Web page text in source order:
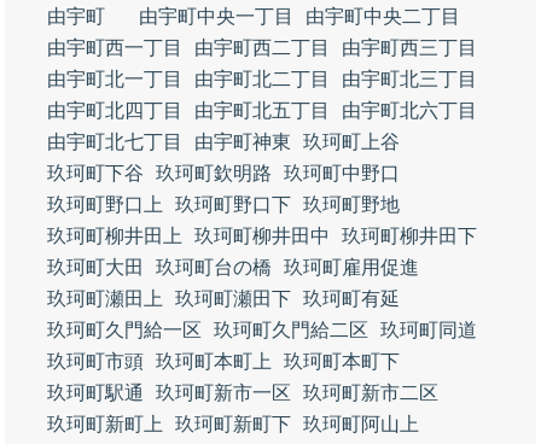
由宇町
由宇町中央一丁目
由宇町中央二丁目
由宇町西一丁目
由宇町西二丁目
由宇町西三丁目
由宇町北一丁目
由宇町北二丁目
由宇町北三丁目
由宇町北四丁目
由宇町北五丁目
由宇町北六丁目
由宇町北七丁目
由宇町神東
玖珂町上谷
玖珂町下谷
玖珂町欽明路
玖珂町中野口
玖珂町野口上
玖珂町野口下 玖珂町野地
玖珂町柳井田上
玖珂町柳井田中
玖珂町柳井田下
玖珂町大田
玖珂町台の橋
玖珂町雇用促進
玖珂町瀬田上
玖珂町瀬田下 玖珂町有延
玖珂町久門給一区
玖珂町久門給二区
玖珂町同道
玖珂町市頭 玖珂町本町上
玖珂町本町下
玖珂町駅通
玖珂町新市一区
玖珂町新市二区
玖珂町新町上
玖珂町新町下 玖珂町阿山上